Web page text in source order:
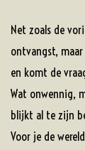
Net zoals de
ontvangst,
en komt de
Wat onwennig,
blijkt al te zijn
Voor je de